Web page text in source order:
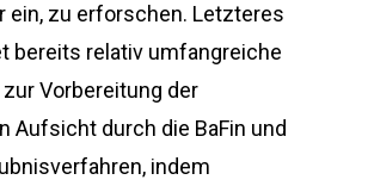
ein, zu erforschen. Letzteres
bereits relativ umfangreiche
Vorbereitung der
Aufsicht durch die BaFin und
indem